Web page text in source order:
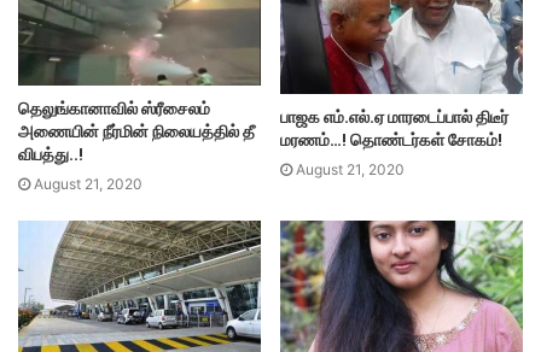
தெலுங்கானாவில் ஸ்ரீசைலம்
அணையின் நீர்மின் நிலையத்தில் தீ
விபத்து..!
August 21, 2020
பாஜக எம்.எல்.ஏ மாரடைப்பால் திடீர்
மரணம்…! தொண்டர்கள் சோகம்!
August 21, 2020